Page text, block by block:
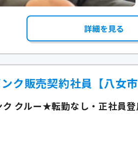
詳細を見る
ク販売契約社員【八女市
クルー★転勤なし・正社員登